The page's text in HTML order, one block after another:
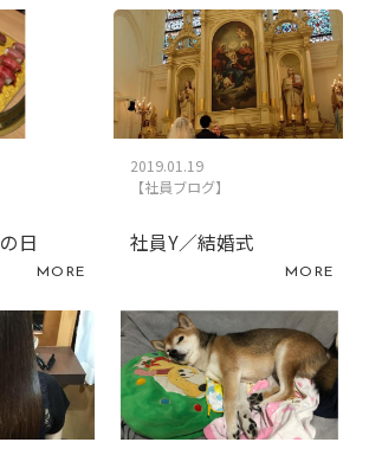
日
MORE
2019.01.19
【社員ブログ】
社員Y／結婚式
MORE